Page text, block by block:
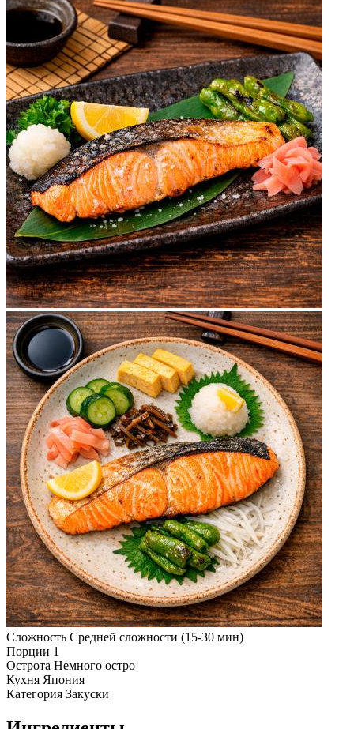
Сложность Средней сложности (15-30 мин)
Порции 1
Острота Немного остро
Кухня Япония
Категория Закуски